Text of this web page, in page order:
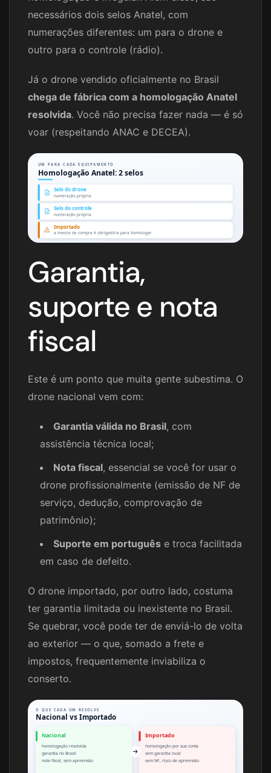
necessários dois selos Anatel, com
numerações diferentes: um para o drone e
outro para o controle (rádio).
Já o drone vendido oficialmente no Brasil
chega de fábrica com a homologação Anatel
resolvida. Você não precisa fazer nada — é só
voar (respeitando ANAC e DECEA).
UM PARA CADA EQUIPAMENTO
Homologação Anatel: 2 selos
Selo do drone
numeração própria
Selo do controle
numeração própria
Importado
a invoice de compra é obrigatória para homologar
Garantia,
suporte e nota
fiscal
Este é um ponto que muita gente subestima. O
drone nacional vem com:
Garantia válida no Brasil, com
assistência técnica local;
Nota fiscal, essencial se você for usar o
drone profissionalmente (emissão de NF de
serviço, dedução, comprovação de
patrimônio);
Suporte em português e troca facilitada
em caso de defeito.
O drone importado, por outro lado, costuma
ter garantia limitada ou inexistente no Brasil.
Se quebrar, você pode ter de enviá-lo de volta
ao exterior — o que, somado a frete e
impostos, frequentemente inviabiliza o
conserto.
O QUE CADA UM RESOLVE
Nacional vs Importado
Nacional
homologação resolvida
garantia no Brasil
nota fiscal, sem apreensão
Importado
homologação por sua conta
sem garantia local
sem NF, risco de apreensão